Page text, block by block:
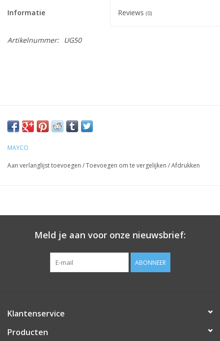
Informatie Reviews (0)
Artikelnummer: UG50
MAYCO
Aan verlanglijst toevoegen /Toevoegen om te vergelijken /Afdrukken
Meld je aan voor onze nieuwsbrief:
ABONNEER
Klantenservice
Producten